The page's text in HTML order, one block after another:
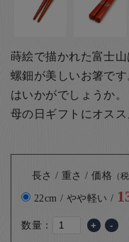
蒔絵で描かれた富士
螺鈿が美しいお箸です
はいかがでしょうか。
母の日ギフトにオスス
長さ / 重さ / 価格 （
22cm / やや軽い /
数量： + -